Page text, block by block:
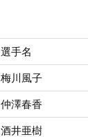
選手名
梅川風子
仲澤春香
酒井亜樹